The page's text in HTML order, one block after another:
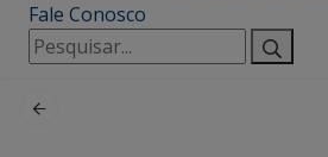
Fale Conosco
Pesquisar
por: